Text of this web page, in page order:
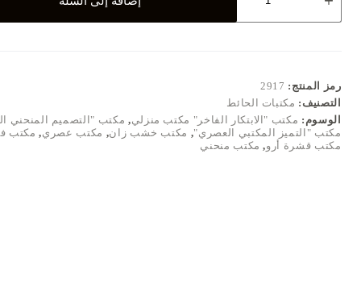
رمز المنتج: 2917
التصنيف: مكتبات الحائط
الوسوم: مكتب "الابتكار الفاخر" مكتب منزلي, مكتب "التصميم المنحني
مكتب "التميز المكتبي العصري", مكتب خشب زان, مكتب عصري, مكتب
مكتب قشرة أرو, مكتب منحني